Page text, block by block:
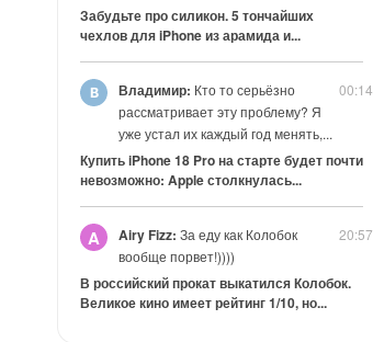
Забудьте про силикон. 5 тончайших
чехлов для iPhone из арамида и...
00:14
Владимир: Кто то серьёзно
рассматривает эту проблему? Я
уже устал их каждый год менять,...
Купить iPhone 18 Pro на старте будет почти
невозможно: Apple столкнулась...
20:57
A Airy Fizz: За еду как Колобок
вообще порвет!))))
В российский прокат выкатился Колобок.
Великое кино имеет рейтинг 1/10, но...